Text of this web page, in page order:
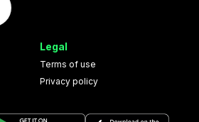
Legal
Terms of use
Privacy policy